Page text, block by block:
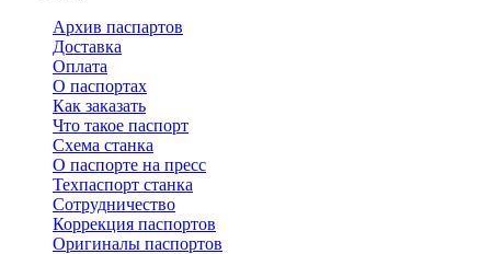
Архив паспартов
Доставка
Оплата
О паспортах
Как заказать
Что такое паспорт
Схема станка
О паспорте на пресс
Техпаспорт станка
Сотрудничество
Коррекция паспортов
Оригиналы паспортов